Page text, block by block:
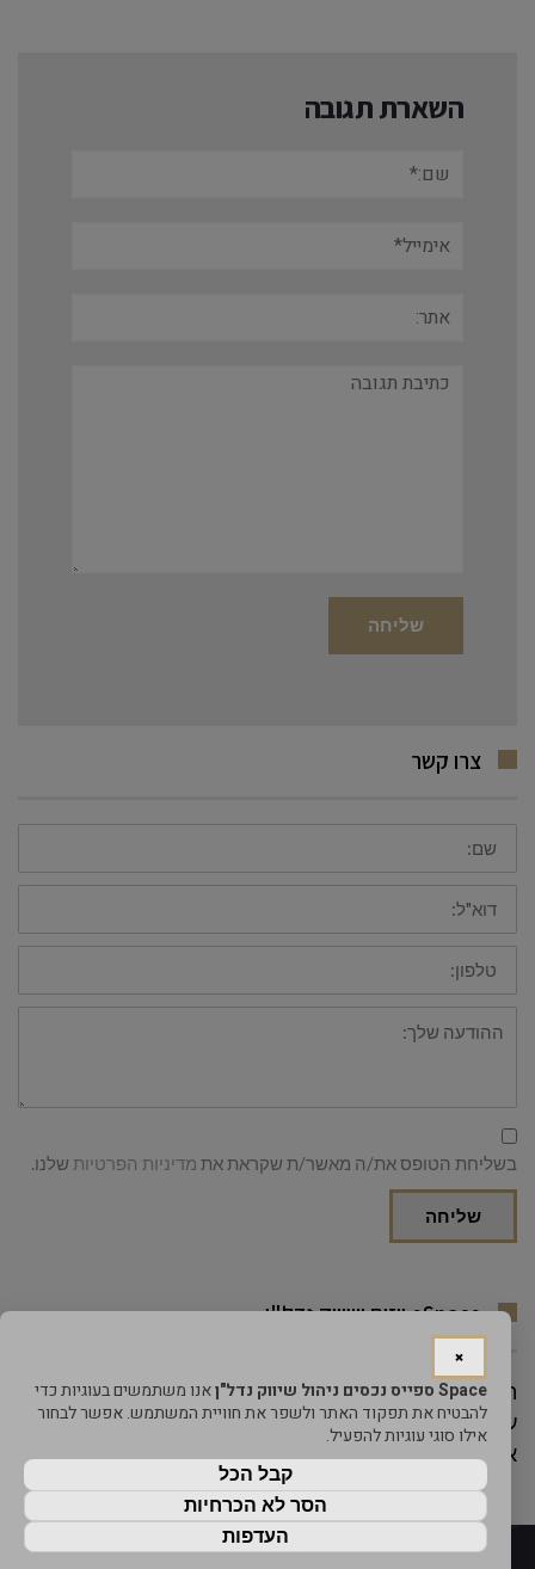
השארת תגובה
תגובה
צרו קשר
שם
דוא"ל
טלפון
ההודעה
שלך
בשליחת הטופס את/ה מאשר/ת שקראת את מדיניות הפרטיות שלנו.
שליחה
eSpace ייזום ושיווק נדל"ן
הנו בוטיק השקעות הנדל"ן אנו חרטנו על דגנלו כמה
עקרונות יסוד: מקצועיות, אמינות ושירות–אנו מזמינים
אותך להצטרף לחוג לקוחותינו ולבחון אותנו בעצמך.
בשיתוף עם וובישראל - בניית אתר תדמית בזול
×
Space ספייס נכסים ניהול שיווק נדל"ן
אנו משתמשים בעוגיות כדי
להבטיח את תפקוד האתר ולשפר את חוויית המשתמש. אפשר לבחור
אילו סוגי עוגיות להפעיל.
קבל הכל
הסר לא הכרחיות
העדפות